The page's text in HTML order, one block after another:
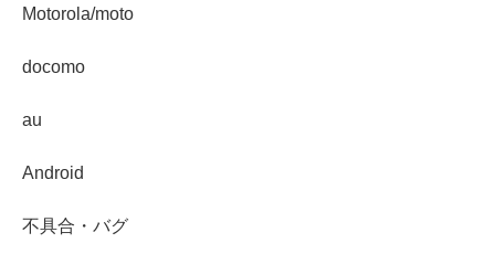
Motorola/moto
docomo
au
Android
不具合・バグ